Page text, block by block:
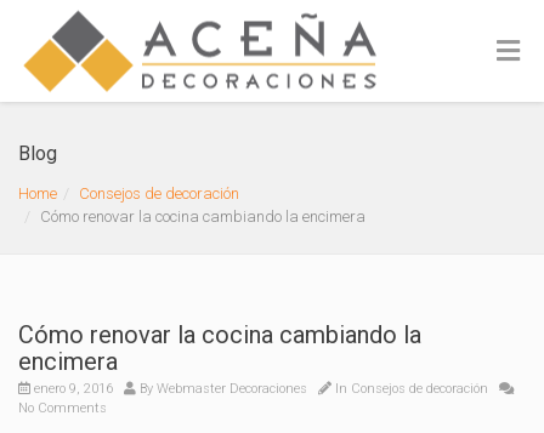
Blog
Home
Consejos de decoración
Cómo renovar la cocina cambiando la encimera
Cómo renovar la cocina cambiando la
encimera
enero 9, 2016 By Webmaster Decoraciones In Consejos de decoración
No Comments